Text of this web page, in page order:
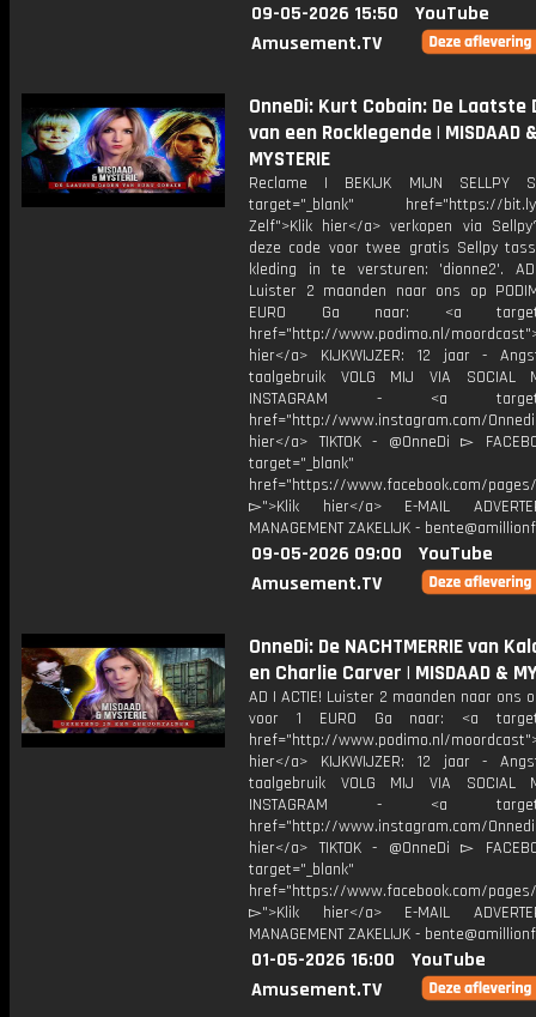
09-05-2026 15:50
YouTube
Amusement.TV
OnneDi: Kurt Cobain: De Laatste
van een Rocklegende | MISDAAD
MYSTERIE
Reclame | BEKIJK MIJN SELLPY
target="_blank" href="https://bit.ly/
Zelf">Klik hier</a> verkopen via
deze code voor twee gratis Sellpy
kleding in te versturen: 'dionne2'.
Luister 2 maanden naar ons op
EURO Ga naar: <a
href="http://www.podimo.nl/
hier</a> KIJKWIJZER: 12 jaar -
taalgebruik VOLG MIJ VIA SOCIAL
INSTAGRAM - <a
href="http://www.instagram.com/
hier</a> TIKTOK - @OnneDi ▻
target="_blank"
href="https://www.facebook.com/pages/
▻">Klik hier</a> E-MAIL
MANAGEMENT ZAKELIJK -
09-05-2026 09:00
YouTube
Amusement.TV
OnneDi: De NACHTMERRIE van
en Charlie Carver | MISDAAD &
AD | ACTIE! Luister 2 maanden naar ons
voor 1 EURO Ga naar: <a
href="http://www.podimo.nl/
hier</a> KIJKWIJZER: 12 jaar -
taalgebruik VOLG MIJ VIA SOCIAL
INSTAGRAM - <a
href="http://www.instagram.com/
hier</a> TIKTOK - @OnneDi ▻
target="_blank"
href="https://www.facebook.com/pages/
▻">Klik hier</a> E-MAIL
MANAGEMENT ZAKELIJK -
01-05-2026 16:00
YouTube
Amusement.TV